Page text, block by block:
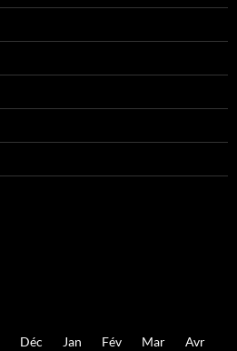
Déc Jan Fév Mar Avr